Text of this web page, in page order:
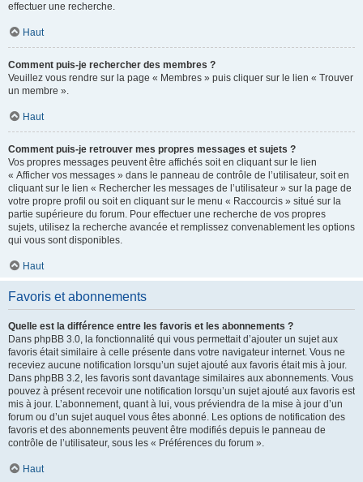
effectuer une recherche.
Haut
Comment puis-je rechercher des membres ?
Veuillez vous rendre sur la page « Membres » puis cliquer sur le lien « Trouver
un membre ».
Haut
Comment puis-je retrouver mes propres messages et sujets ?
Vos propres messages peuvent être affichés soit en cliquant sur le lien
« Afficher vos messages » dans le panneau de contrôle de l’utilisateur, soit en
cliquant sur le lien « Rechercher les messages de l’utilisateur » sur la page de
votre propre profil ou soit en cliquant sur le menu « Raccourcis » situé sur la
partie supérieure du forum. Pour effectuer une recherche de vos propres
sujets, utilisez la recherche avancée et remplissez convenablement les options
qui vous sont disponibles.
Haut
Favoris et abonnements
Quelle est la différence entre les favoris et les abonnements ?
Dans phpBB 3.0, la fonctionnalité qui vous permettait d’ajouter un sujet aux
favoris était similaire à celle présente dans votre navigateur internet. Vous ne
receviez aucune notification lorsqu’un sujet ajouté aux favoris était mis à jour.
Dans phpBB 3.2, les favoris sont davantage similaires aux abonnements. Vous
pouvez à présent recevoir une notification lorsqu’un sujet ajouté aux favoris est
mis à jour. L’abonnement, quant à lui, vous préviendra de la mise à jour d’un
forum ou d’un sujet auquel vous êtes abonné. Les options de notification des
favoris et des abonnements peuvent être modifiés depuis le panneau de
contrôle de l’utilisateur, sous les « Préférences du forum ».
Haut